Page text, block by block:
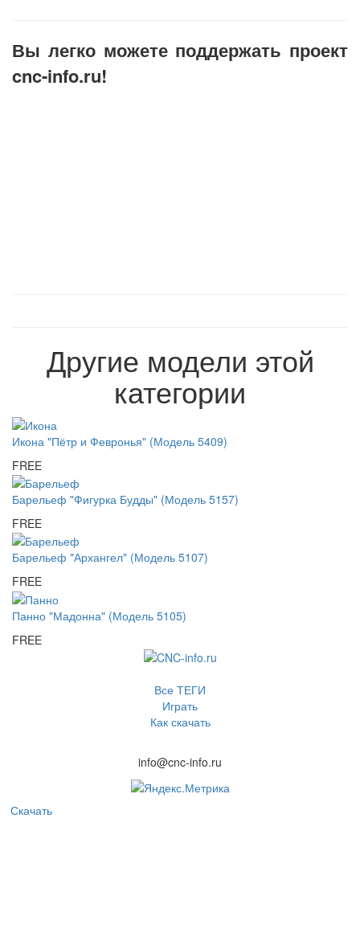
Вы легко можете поддержать проект
cnc-info.ru!
Другие модели этой
категории
Икона "Пётр и Февронья" (Модель 5409)
FREE
Барельеф "Фигурка Будды" (Модель 5157)
FREE
Барельеф "Архангел" (Модель 5107)
FREE
Панно "Мадонна" (Модель 5105)
FREE
Все ТЕГИ
Играть
Как скачать
info@cnc-info.ru
Скачать